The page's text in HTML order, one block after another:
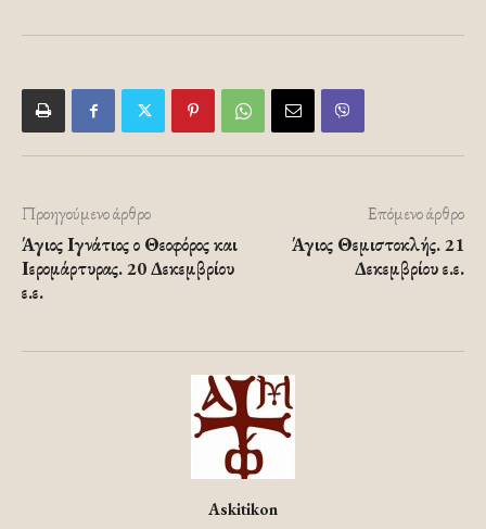
Προηγούμενο άρθρο
Άγιος Ιγνάτιος ο Θεοφόρος και
Ιερομάρτυρας. 20 Δεκεμβρίου
ε.ε.
Επόμενο άρθρο
Άγιος Θεμιστοκλής. 21
Δεκεμβρίου ε.ε.
Askitikon